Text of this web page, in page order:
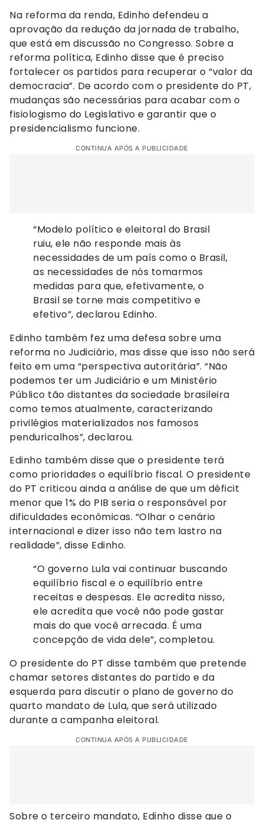
Na reforma da renda, Edinho defendeu a
aprovação da redução da jornada de trabalho,
que está em discussão no Congresso. Sobre a
reforma política, Edinho disse que é preciso
fortalecer os partidos para recuperar o “valor da
democracia”. De acordo com o presidente do PT,
mudanças são necessárias para acabar com o
fisiologismo do Legislativo e garantir que o
presidencialismo funcione.
CONTINUA APÓS A PUBLICIDADE
“Modelo político e eleitoral do Brasil
ruiu, ele não responde mais às
necessidades de um país como o Brasil,
as necessidades de nós tomarmos
medidas para que, efetivamente, o
Brasil se torne mais competitivo e
efetivo”, declarou Edinho.
Edinho também fez uma defesa sobre uma
reforma no Judiciário, mas disse que isso não será
feito em uma “perspectiva autoritária”. “Não
podemos ter um Judiciário e um Ministério
Público tão distantes da sociedade brasileira
como temos atualmente, caracterizando
privilégios materializados nos famosos
penduricalhos”, declarou.
Edinho também disse que o presidente terá
como prioridades o equilíbrio fiscal. O presidente
do PT criticou ainda a análise de que um déficit
menor que 1% do PIB seria o responsável por
dificuldades econômicas. “Olhar o cenário
internacional e dizer isso não tem lastro na
realidade”, disse Edinho.
“O governo Lula vai continuar buscando
equilíbrio fiscal e o equilíbrio entre
receitas e despesas. Ele acredita nisso,
ele acredita que você não pode gastar
mais do que você arrecada. É uma
concepção de vida dele”, completou.
O presidente do PT disse também que pretende
chamar setores distantes do partido e da
esquerda para discutir o plano de governo do
quarto mandato de Lula, que será utilizado
durante a campanha eleitoral.
CONTINUA APÓS A PUBLICIDADE
Sobre o terceiro mandato, Edinho disse que o